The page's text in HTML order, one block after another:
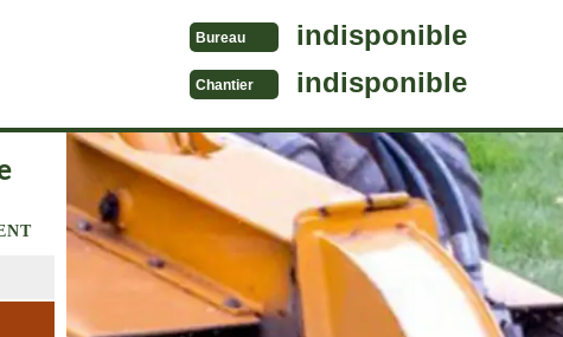
Bureau indisponible
Chantier indisponible